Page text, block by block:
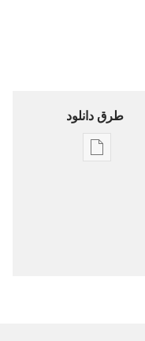
طرق دانلود
گزینۀ